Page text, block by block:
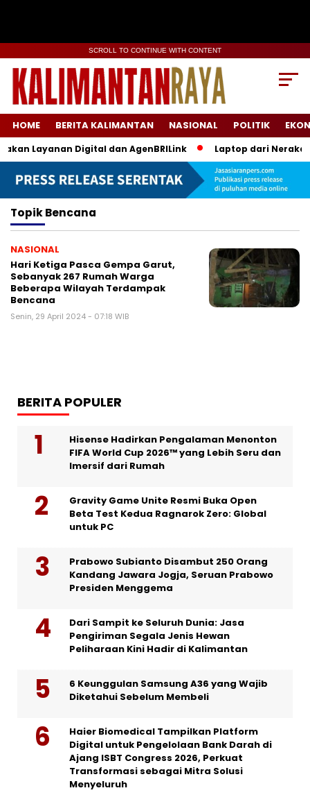
SCROLL TO CONTINUE WITH CONTENT
HOME BERITA KALIMANTAN NASIONAL POLITIK
Layanan Digital dan AgenBRILink Laptop dari Neraka:
TopikBencana
NASIONAL
Hari Ketiga Pasca Gempa Garut,
Sebanyak 267 Rumah Warga
Beberapa Wilayah Terdampak
Bencana
Senin, 29 April 2024 - 07:18 WIB
BERITA POPULER
Hisense Hadirkan Pengalaman Menonton
FIFA World Cup 2026™ yang Lebih Seru dan
Imersif dari Rumah
Gravity Game Unite Resmi Buka Open
Beta Test Kedua Ragnarok Zero: Global
untuk PC
Prabowo Subianto Disambut 250 Orang
Kandang Jawara Jogja, Seruan Prabowo
Presiden Menggema
Dari Sampit ke Seluruh Dunia: Jasa
Pengiriman Segala Jenis Hewan
Peliharaan Kini Hadir di Kalimantan
6 Keunggulan Samsung A36 yang Wajib
Diketahui Sebelum Membeli
Haier Biomedical Tampilkan Platform
Digital untuk Pengelolaan Bank Darah di
Ajang ISBT Congress 2026, Perkuat
Transformasi sebagai Mitra Solusi
Menyeluruh